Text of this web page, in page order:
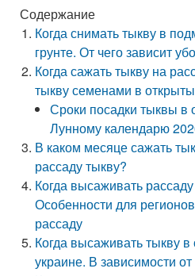
Содержание
Когда снимать тыкву в
грунте. От чего зависит
Когда сажать тыкву на
тыкву семенами в
Сроки посадки тыквы в
Лунному календарю
В каком месяце сажать
рассаду тыкву?
Когда высаживать
Особенности для
рассаду
Когда высаживать тыкву в
украине. В зависимости